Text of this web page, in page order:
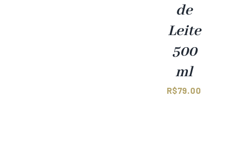
de
Leite
500
ml
R$79.00